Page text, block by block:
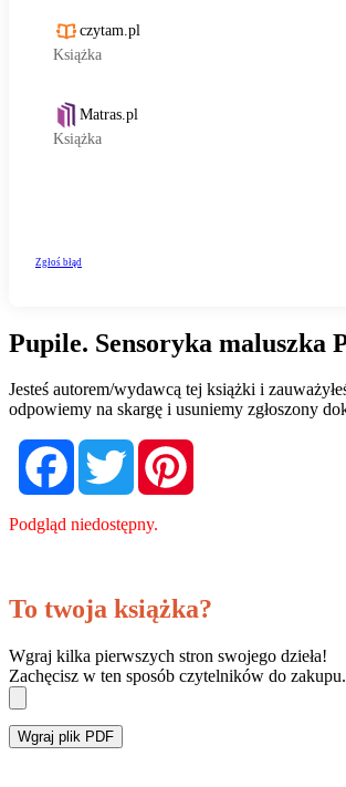
Pupile. Sensoryka maluszka
Jesteś autorem/wydawcą tej książki i
odpowiemy na skargę i usuniemy zgłoszony
FacebookTwitter
Podgląd niedostępny.
To twoja książka?
Wgraj kilka pierwszych stron swojego dzieła!
Zachęcisz w ten sposób czytelników do zakupu.
Wgraj plik PDF